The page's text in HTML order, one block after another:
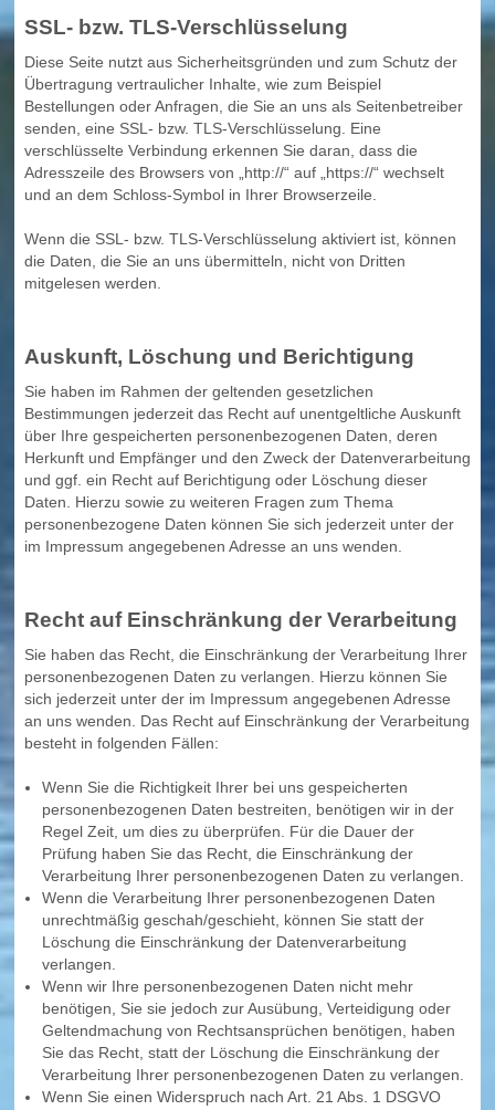
SSL- bzw. TLS-Verschlüsselung
Diese Seite nutzt aus Sicherheitsgründen und zum Schutz der
Übertragung vertraulicher Inhalte, wie zum Beispiel
Bestellungen oder Anfragen, die Sie an uns als Seitenbetreiber
senden, eine SSL- bzw. TLS-Verschlüsselung. Eine
verschlüsselte Verbindung erkennen Sie daran, dass die
Adresszeile des Browsers von „http://“ auf „https://“ wechselt
und an dem Schloss-Symbol in Ihrer Browserzeile.
Wenn die SSL- bzw. TLS-Verschlüsselung aktiviert ist, können
die Daten, die Sie an uns übermitteln, nicht von Dritten
mitgelesen werden.
Auskunft, Löschung und Berichtigung
Sie haben im Rahmen der geltenden gesetzlichen
Bestimmungen jederzeit das Recht auf unentgeltliche Auskunft
über Ihre gespeicherten personenbezogenen Daten, deren
Herkunft und Empfänger und den Zweck der Datenverarbeitung
und ggf. ein Recht auf Berichtigung oder Löschung dieser
Daten. Hierzu sowie zu weiteren Fragen zum Thema
personenbezogene Daten können Sie sich jederzeit unter der
im Impressum angegebenen Adresse an uns wenden.
Recht auf Einschränkung der Verarbeitung
Sie haben das Recht, die Einschränkung der Verarbeitung Ihrer
personenbezogenen Daten zu verlangen. Hierzu können Sie
sich jederzeit unter der im Impressum angegebenen Adresse
an uns wenden. Das Recht auf Einschränkung der Verarbeitung
besteht in folgenden Fällen:
Wenn Sie die Richtigkeit Ihrer bei uns gespeicherten
personenbezogenen Daten bestreiten, benötigen wir in der
Regel Zeit, um dies zu überprüfen. Für die Dauer der
Prüfung haben Sie das Recht, die Einschränkung der
Verarbeitung Ihrer personenbezogenen Daten zu verlangen.
Wenn die Verarbeitung Ihrer personenbezogenen Daten
unrechtmäßig geschah/geschieht, können Sie statt der
Löschung die Einschränkung der Datenverarbeitung
verlangen.
Wenn wir Ihre personenbezogenen Daten nicht mehr
benötigen, Sie sie jedoch zur Ausübung, Verteidigung oder
Geltendmachung von Rechtsansprüchen benötigen, haben
Sie das Recht, statt der Löschung die Einschränkung der
Verarbeitung Ihrer personenbezogenen Daten zu verlangen.
Wenn Sie einen Widerspruch nach Art. 21 Abs. 1 DSGVO